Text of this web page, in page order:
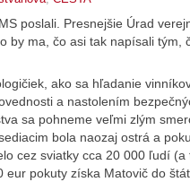
poslali. Presnejšie Úrad
by ma, čo asi tak napísali tým,
ako sa hľadanie
a nastolením
sa pohneme veľmi zlým
bola naozaj ostrá a
cez sviatky cca 20 000 ľudí
pokuty získa Matovič do